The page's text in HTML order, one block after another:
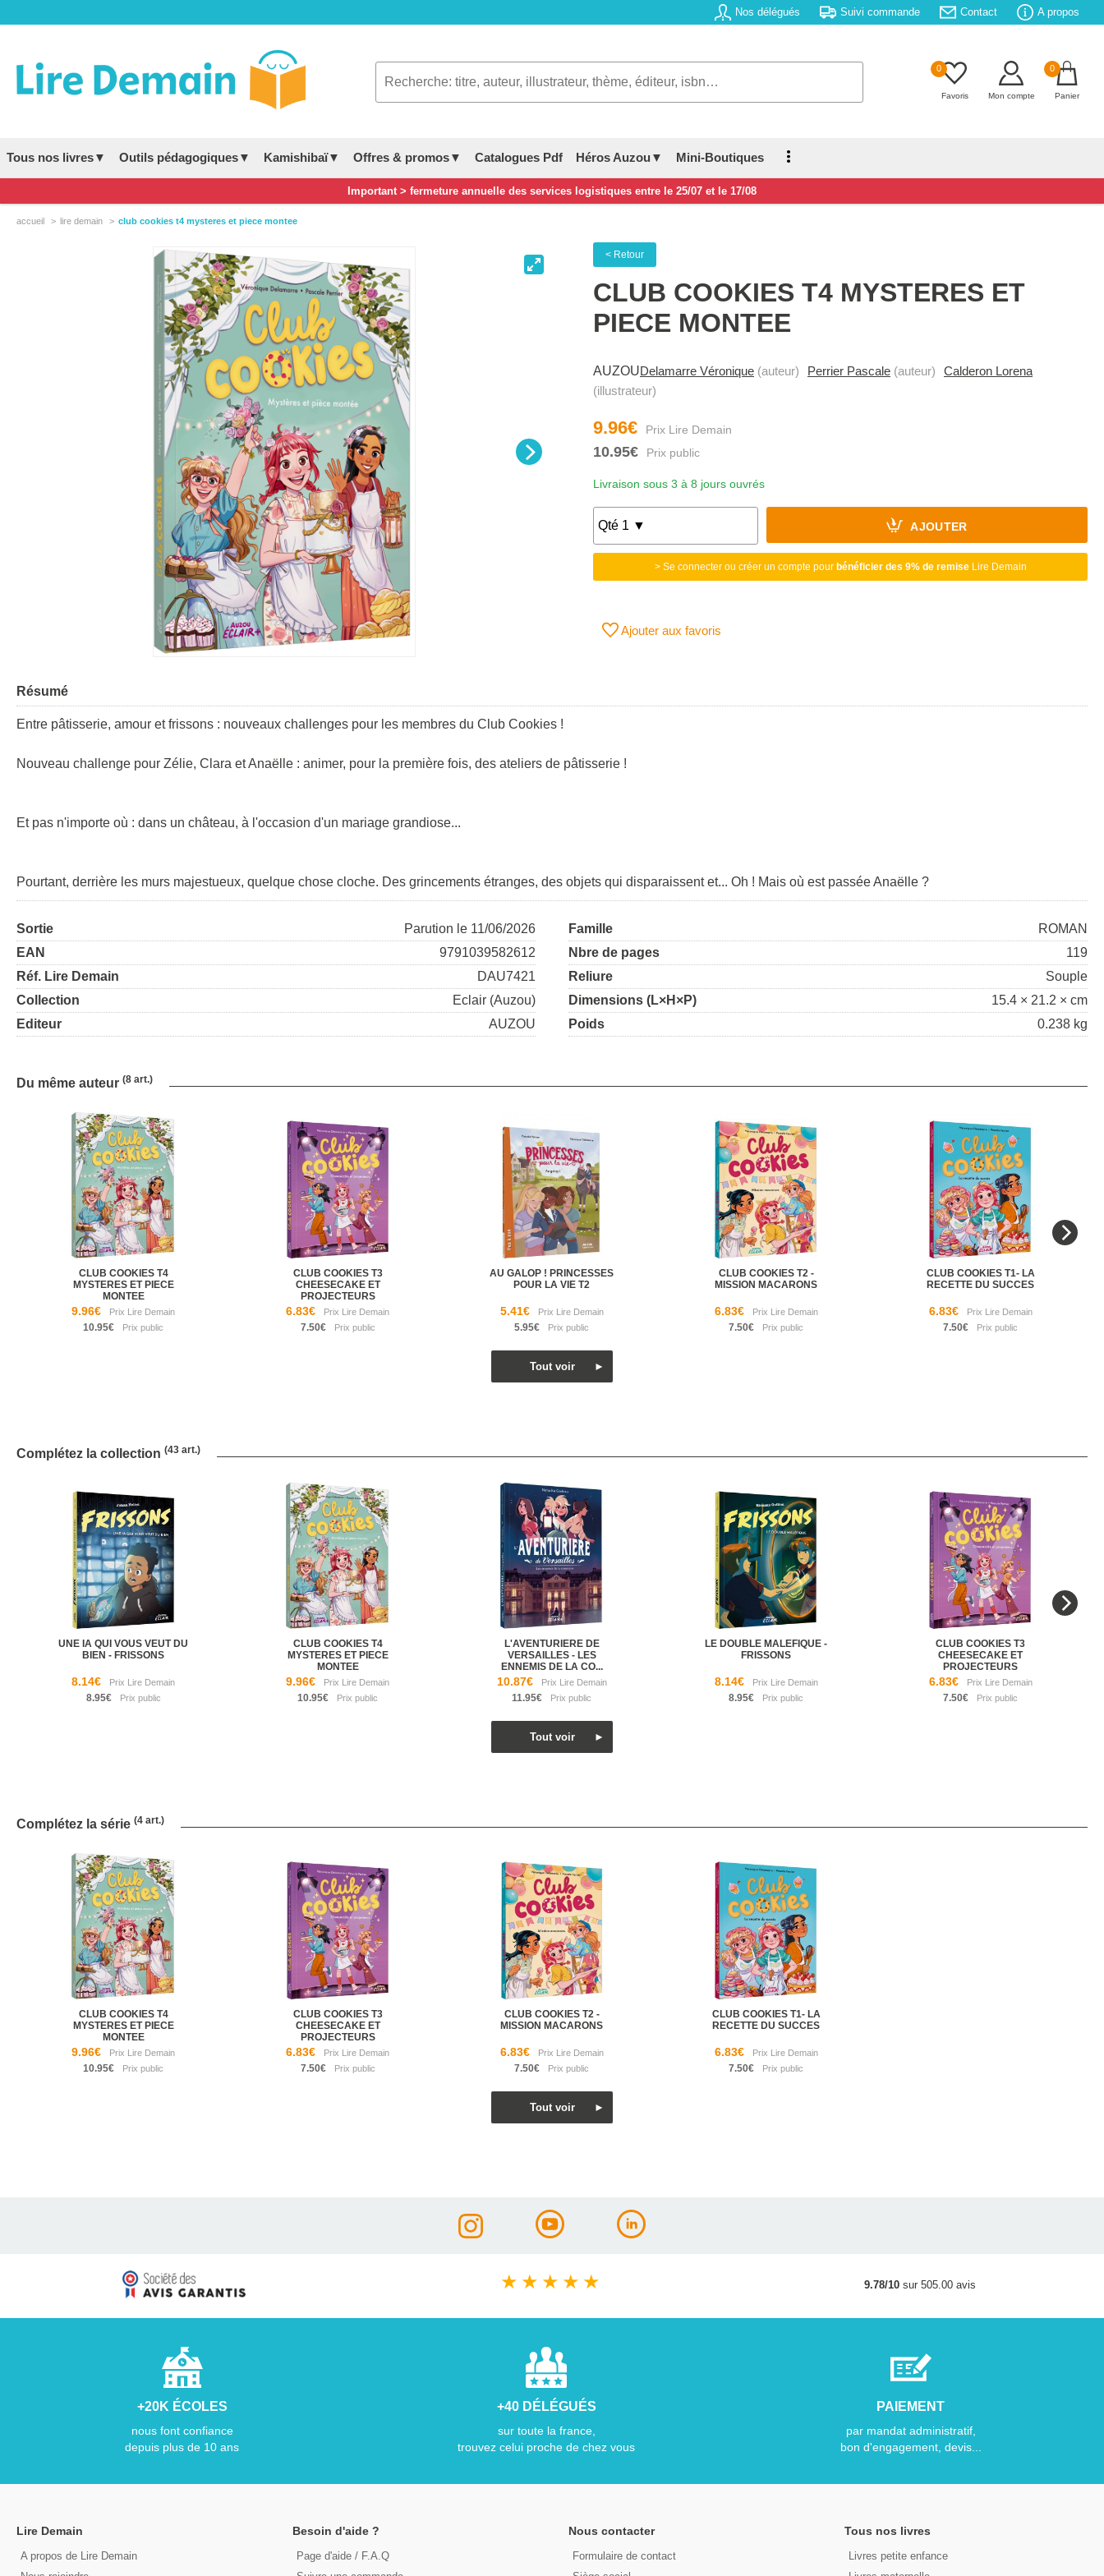
Nos délégués Suivi commande Contact A propos
0
Favoris Mon compte
0
Panier
Tous nos livres▼ Outils pédagogiques▼ Kamishibaï▼ Offres & promos▼ Catalogues Pdf Héros Auzou▼ Mini-Boutiques
Important > fermeture annuelle des services logistiques entre le 25/07 et le 17/08
accueil lire demain club cookies t4 mysteres et piece montee
< Retour
CLUB COOKIES T4 MYSTERES ET
PIECE MONTEE
AUZOUDelamarre Véronique (auteur) Perrier Pascale (auteur)
Calderon Lorena
(illustrateur)
9.96€
10.95€
Livraison sous 3 à 8 jours ouvrés
AJOUTER
> Se connecter ou créer un compte pour bénéficier des 9% de remiseLire Demain
Ajouter aux favoris
Résumé
Entre pâtisserie, amour et frissons : nouveaux challenges pour les membres du Club Cookies !
Nouveau challenge pour Zélie, Clara et Anaëlle : animer, pour la première fois, des ateliers de pâtisserie !
Et pas n'importe où : dans un château, à l'occasion d'un mariage grandiose...
Pourtant, derrière les murs majestueux, quelque chose cloche. Des grincements étranges, des objets qui disparaissent et... Oh ! Mais où est passée Anaëlle ?
Sortie
Parution le 11/06/2026
EAN
9791039582612
Réf. Lire Demain
DAU7421
Collection
Eclair (Auzou)
Editeur
AUZOU
Famille
ROMAN
Nbre de pages
119
Reliure
Souple
Dimensions (L×H×P)
15.4 × 21.2 × cm
Poids
0.238 kg
Du même auteur (8 art.)
CLUB COOKIES T4
MYSTERES ET PIECE
MONTEE
9.96€
10.95€
CLUB COOKIES T3
CHEESECAKE ET
PROJECTEURS
6.83€
7.50€
AU GALOP ! PRINCESSES
POUR LA VIE T2
5.41€
5.95€
CLUB COOKIES T2 -
MISSION MACARONS
6.83€
7.50€
CLUB COOKIES T1- LA
RECETTE DU SUCCES
6.83€
7.50€
Complétez la collection (43 art.)
UNE IA QUI VOUS VEUT DU
BIEN - FRISSONS
8.14€
8.95€
CLUB COOKIES T4
MYSTERES ET PIECE
MONTEE
9.96€
10.95€
L'AVENTURIERE DE
VERSAILLES - LES
ENNEMIS DE LA CO...
10.87€
11.95€
LE DOUBLE MALEFIQUE -
FRISSONS
8.14€
8.95€
CLUB COOKIES T3
CHEESECAKE ET
PROJECTEURS
6.83€
7.50€
Complétez la série (4 art.)
CLUB COOKIES T4
MYSTERES ET PIECE
MONTEE
9.96€
10.95€
CLUB COOKIES T3
CHEESECAKE ET
PROJECTEURS
6.83€
7.50€
CLUB COOKIES T2 -
MISSION MACARONS
6.83€
7.50€
CLUB COOKIES T1- LA
RECETTE DU SUCCES
6.83€
7.50€
★ ★ ★ ★ ★ 9.78/10sur 505.00 avis
+20K ÉCOLES
nous font confiance
depuis plus de 10 ans
+40 DÉLÉGUÉS
sur toute la france,
trouvez celui proche de chez vous
PAIEMENT
par mandat administratif,
bon d'engagement, devis...
Lire Demain
A propos de Lire Demain
Besoin d'aide ?
Page d'aide / F.A.Q
Nous contacter
Formulaire de contact
Tous nos livres
Livres petite enfance